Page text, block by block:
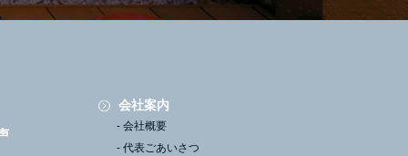
会社案内
会社概要
代表ごあいさつ